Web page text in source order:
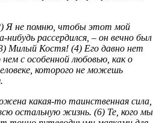
Я не помню, чтобы этот мой
нибудь рассердился, – он вечно был
Милый Костя! (4) Его давно нет
с особенной любовью, как о
которого не можешь
какая-то таинственная сила,
остальную жизнь. (6) Те, кого мы